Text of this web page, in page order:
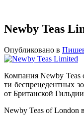
Newby Teas
Опубликовано в
Компания Newby Teas
ти беспрецедентных
от Британской
Newby Teas of London